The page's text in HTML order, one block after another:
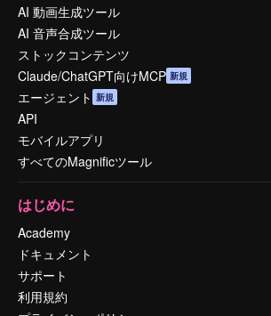
AI 動画生成ツール
AI 音声合成ツール
ストックコンテンツ
Claude/ChatGPT向けMCP 新規
エージェント 新規
API
モバイルアプリ
すべてのMagnificツール
はじめに
Academy
ドキュメント
サポート
利用規約